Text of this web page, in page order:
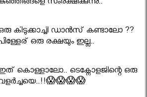
സംരക്ഷിക്കുന്നു..
കിടുക്കാച്ചി ഡാൻസ് കണ്ടാലോ ??
ഒരു രക്ഷയും ഇല്ല..
കൊള്ളാലോ.. ടെക്നോളജിന്റെ ഒരു